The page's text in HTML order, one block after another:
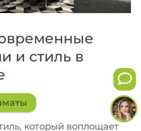
и стиль в
который воплощает